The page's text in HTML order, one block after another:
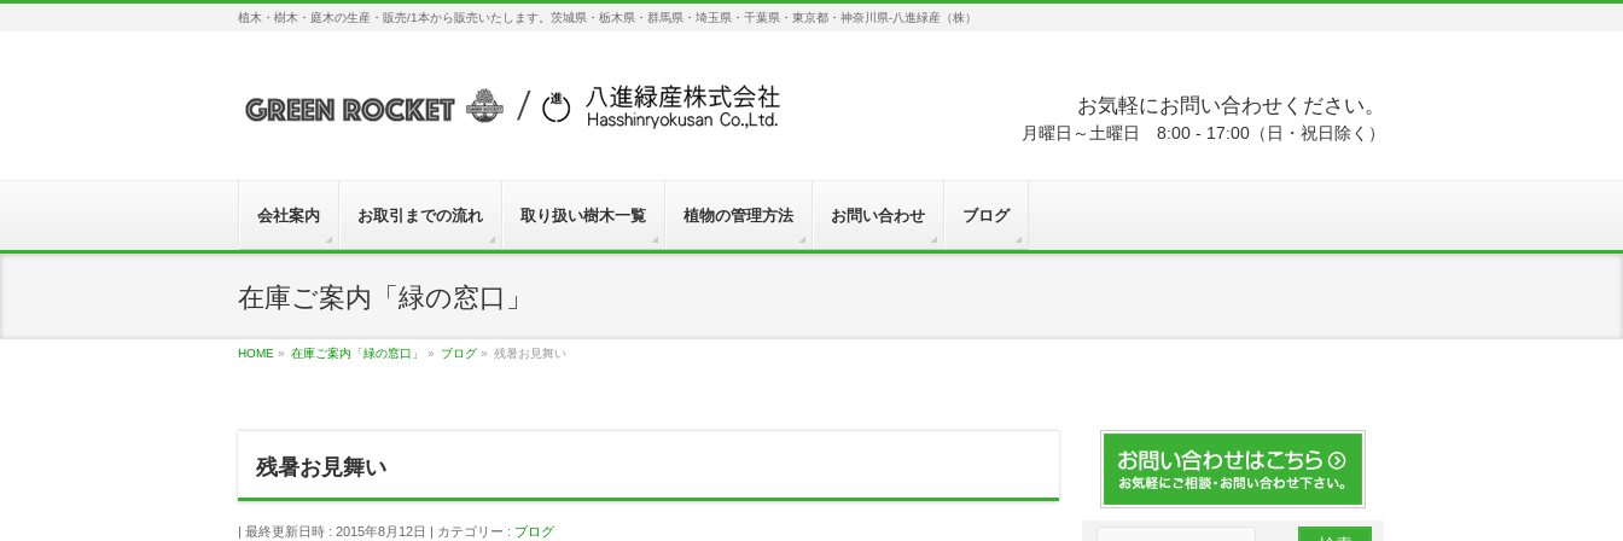
植木・樹木・庭木の生産・販売/1本から販売いたします。茨城県・栃木県・群馬県・埼玉県・千葉県・東京都・神奈川県-八進緑産（株）
お気軽にお問い合わせください。
月曜日～土曜日 8:00 - 17:00（日・祝日除く）
会社案内 お取引までの流れ 取り扱い樹木一覧 植物の管理方法 お問い合わせ ブログ
在庫ご案内「緑の窓口」
HOME » 在庫ご案内「緑の窓口」 » ブログ » 残暑お見舞い
残暑お見舞い
最終更新日時 : 2015年8月12日 カテゴリー : ブログ